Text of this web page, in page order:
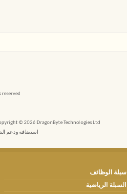
© 2026 DragonByte Technologies Ltd.
استضافة ودعم
سبلة الوظائف
السبلة الرياضية